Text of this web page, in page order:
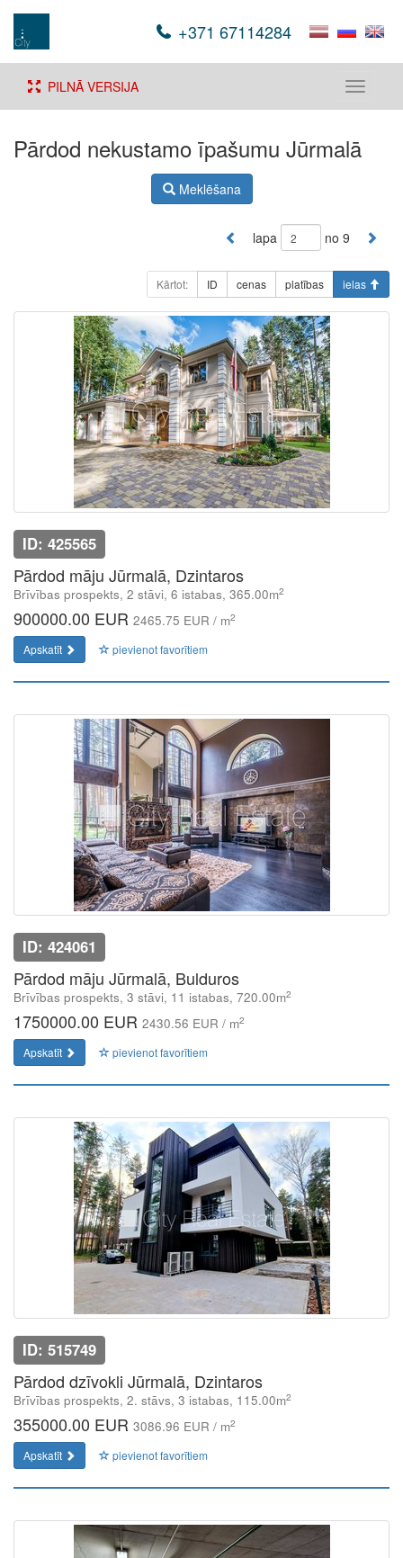
+371 67114284
Toggle
PILNĀ VERSIJA
Pārdod nekustamo īpašumu Jūrmalā
Meklēšana
lapa no 9
Kārtot: ID cenas platības ielas
ID: 425565
Pārdod māju Jūrmalā, Dzintaros
Brīvības prospekts, 2 stāvi, 6 istabas, 365.00m2
900000.00 EUR 2465.75 EUR / m2
Apskatīt pievienot favorītiem
ID: 424061
Pārdod māju Jūrmalā, Bulduros
Brīvības prospekts, 3 stāvi, 11 istabas, 720.00m2
1750000.00 EUR 2430.56 EUR / m2
Apskatīt pievienot favorītiem
ID: 515749
Pārdod dzīvokli Jūrmalā, Dzintaros
Brīvības prospekts, 2. stāvs, 3 istabas, 115.00m2
355000.00 EUR 3086.96 EUR / m2
Apskatīt pievienot favorītiem